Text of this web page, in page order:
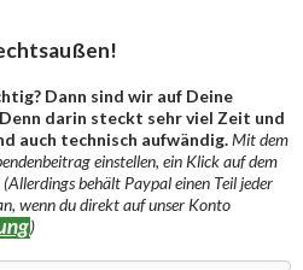
Dann sind wir auf Deine
darin steckt sehr viel Zeit und
auch technisch aufwändig.Mit dem
einstellen, ein Klick auf dem
behält Paypal einen Teil jeder
wenn du direkt auf unser Konto
)